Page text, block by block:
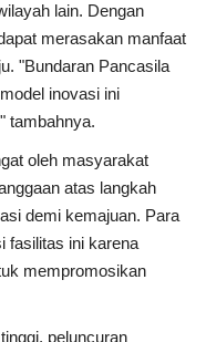
lain. Dengan
merasakan manfaat
"Bundaran Pancasila
inovasi ini
tambahnya.
oleh masyarakat
atas langkah
demi kemajuan. Para
fasilitas ini karena
mempromosikan
peluncuran